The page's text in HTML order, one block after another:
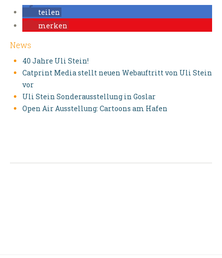
teilen
merken
News
40 Jahre Uli Stein!
Catprint Media stellt neuen Webauftritt von Uli Stein
vor
Uli Stein Sonderausstellung in Goslar
Open Air Ausstellung: Cartoons am Hafen